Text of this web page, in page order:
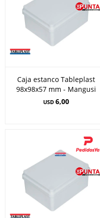
Caja estanco Tableplast
98x98x57 mm - Mangusi
USD 6,00